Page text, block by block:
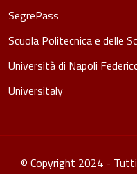
SegrePass
Scuola Politecnica e delle
Università di Napoli
Universitaly
© Copyright 2024 -